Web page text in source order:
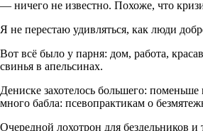
— ничего не известно. Похоже, что
Я не перестаю удивляться, как люди
Вот всё было у парня: дом, работа,
свинья в апельсинах.
Дениске захотелось большего:
много бабла: псевопрактикам о
Очередной лохотрон для бездельников